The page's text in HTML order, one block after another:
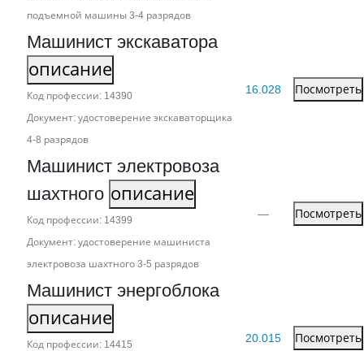
подъемной машины 3‑4 разрядов
Машинист экскаватора
описание
Код профессии: 14390
Документ: удостоверение экскаваторщика
4‑8 разрядов
16.028 Посмотреть
Машинист электровоза
шахтного описание
Код профессии: 14399
Документ: удостоверение машиниста
электровоза шахтного 3‑5 разрядов
— Посмотреть
Машинист энергоблока
описание
Код профессии: 14415 20.015 Посмотреть